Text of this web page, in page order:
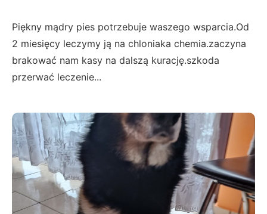
Piękny mądry pies potrzebuje waszego wsparcia.Od
2 miesięcy leczymy ją na chloniaka chemia.zaczyna
brakować nam kasy na dalszą kurację.szkoda
przerwać leczenie...